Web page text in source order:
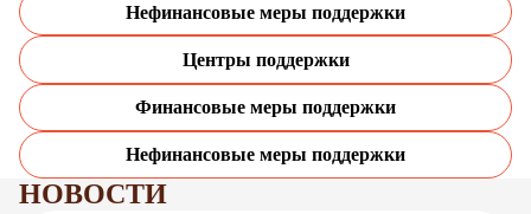
Нефинансовые меры поддержки
Центры поддержки
Финансовые меры поддержки
Нефинансовые меры поддержки
НОВОСТИ